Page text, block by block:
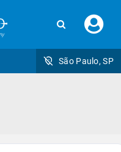
seu
São Paulo, SP